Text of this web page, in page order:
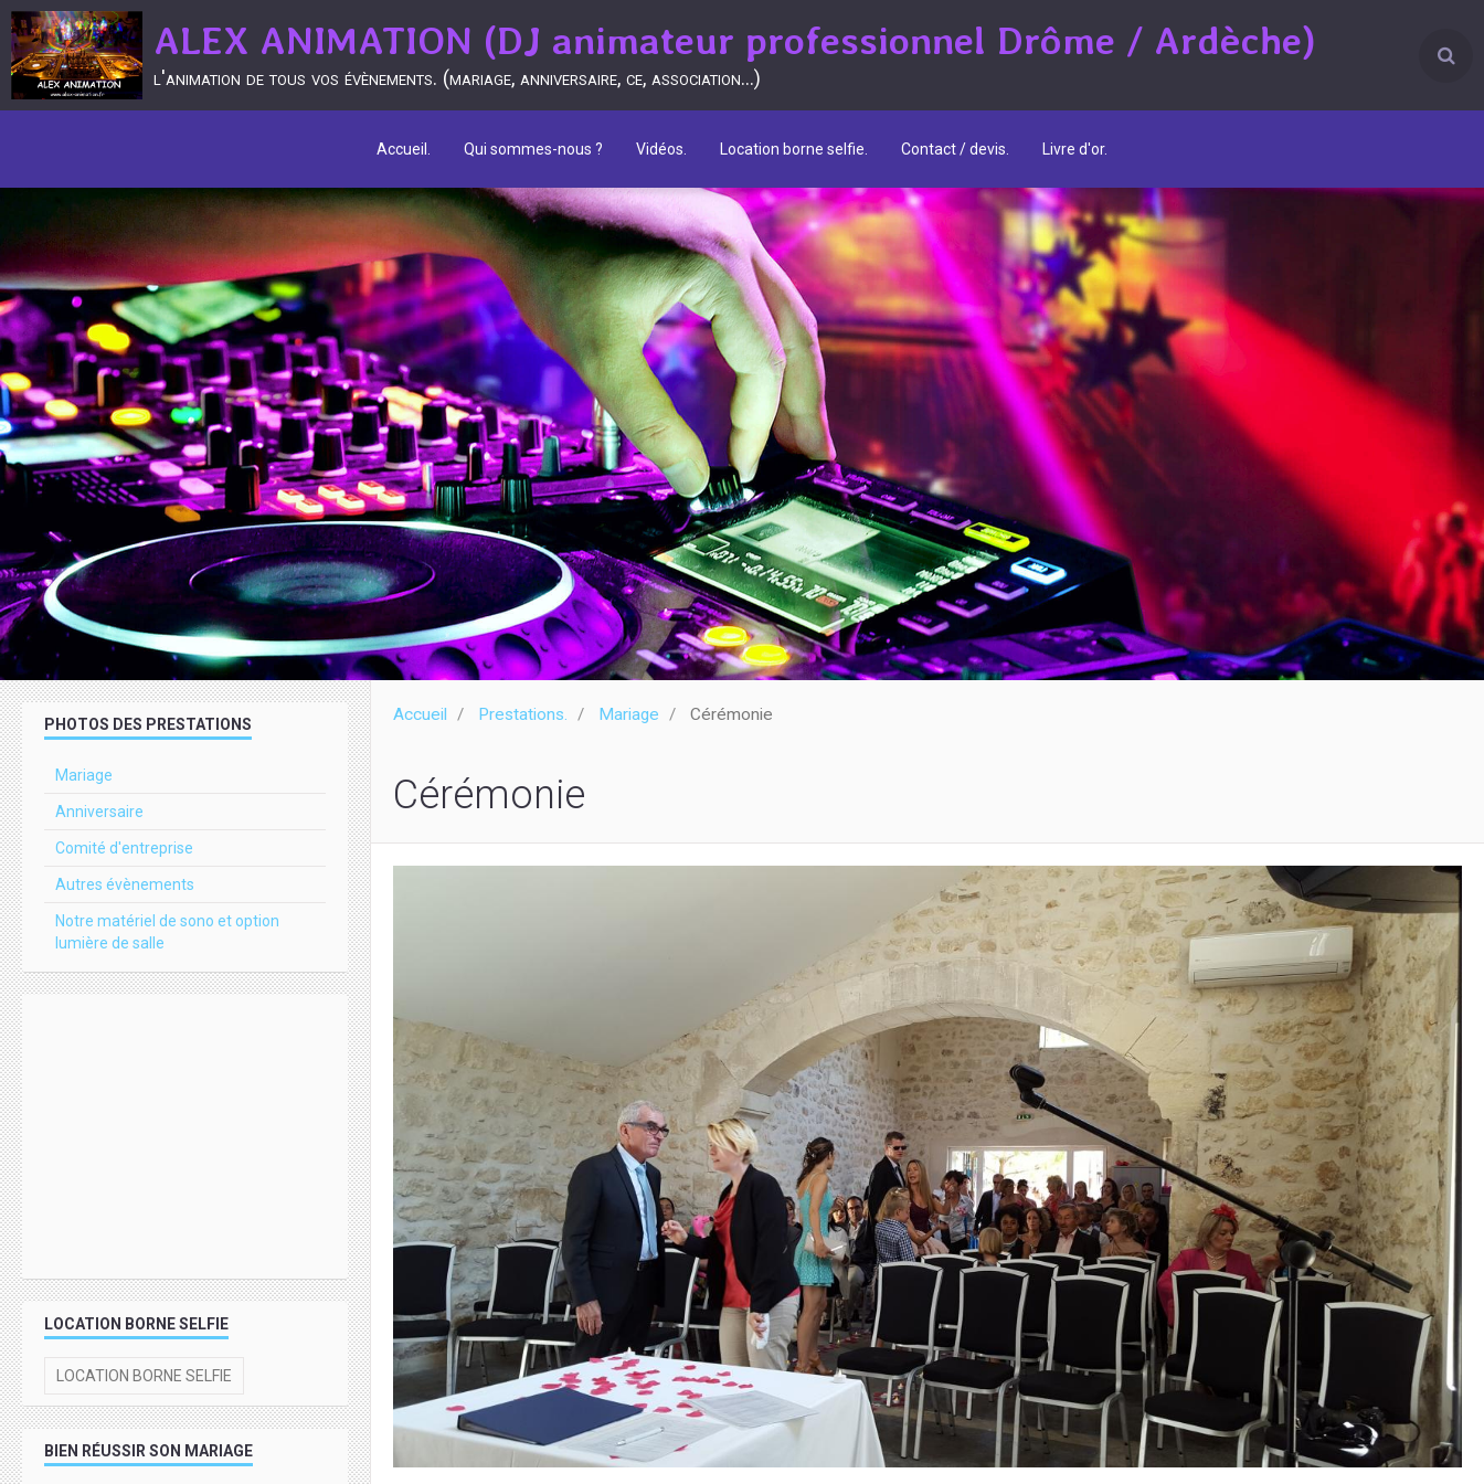
ALEX ANIMATION (DJ animateur professionnel Drôme / Ardèche)
l'animation de tous vos évènements. (mariage, anniversaire, ce, association...)
Accueil. Qui sommes-nous ? Vidéos. Location borne selfie. Contact / devis. Livre d'or.
Accueil Prestations. Mariage Cérémonie
Cérémonie
PHOTOS DES PRESTATIONS
Mariage
Anniversaire
Comité d'entreprise
Autres évènements
Notre matériel de sono et option
lumière de salle
LOCATION BORNE SELFIE
LOCATION BORNE SELFIE
BIEN RÉUSSIR SON MARIAGE